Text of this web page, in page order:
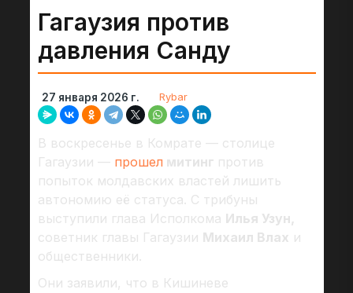
Гагаузия против
давления Санду
27 января 2026 г. Rybar
В воскресенье в Комрате — столице
Гагаузии — прошел митинг против
попыток молдавских властей лишить
автономию её статуса. С трибуны
выступили глава Исполкома Илья Узун,
советник главы Гагаузии Михаил Влах и
общественники.
Они заявили, что в Кишиневе